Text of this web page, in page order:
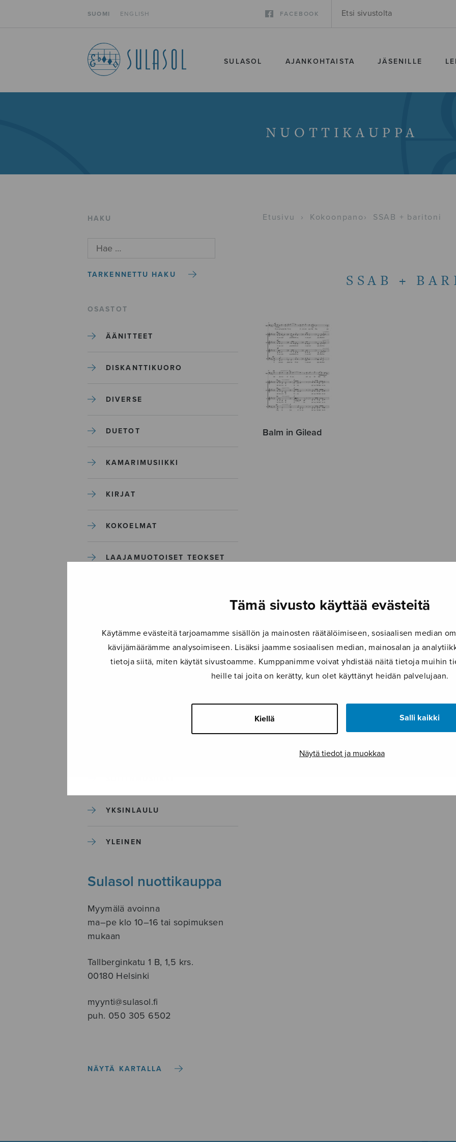
Tämä sivusto käyttää evästeitä
Käytämme evästeitä tarjoamamme sisällön ja mainosten räätälöimiseen, sosiaalisen median
kävijämäärämme analysoimiseen. Lisäksi jaamme sosiaalisen median, mainosalan ja
tietoja siitä, miten käytät sivustoamme. Kumppanimme voivat yhdistää näitä tietoja muihin
heille tai joita on kerätty, kun olet käyttänyt heidän palvelujaan.
Kiellä Salli kaikki
Näytä tiedot ja muokkaa
SUOMI ENGLISH FACEBOOK
SULASOL AJANKOHTAISTA JÄSENILLE
NUOTTIKAUPPA
HAKU
TARKENNETTU HAKU
OSASTOT
ÄÄNITTEET
DISKANTTIKUORO
DIVERSE
DUETOT
KAMARIMUSIIKKI
KIRJAT
KOKOELMAT
LAAJAMUOTOISET TEOKSET
MUUT
YKSINLAULU
YLEINEN
Sulasol nuottikauppa
Myymälä avoinna
ma–pe klo 10–16 tai sopimuksen
mukaan
Tallberginkatu 1 B, 1,5 krs.
00180 Helsinki
myynti@sulasol.fi
puh. 050 305 6502
NÄYTÄ KARTALLA
Etusivu › Kokoonpano › SSAB + baritoni
SSAB +
Balm in Gilead